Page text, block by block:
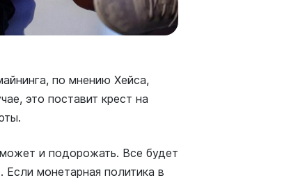
по мнению Хейса,
это поставит крест на
и подорожать. Все будет
Если монетарная политика в